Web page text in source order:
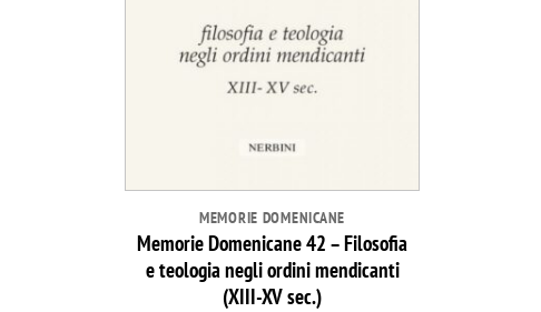
MEMORIE DOMENICANE
Memorie Domenicane 42 – Filosofia
e teologia negli ordini mendicanti
(XIII-XV sec.)